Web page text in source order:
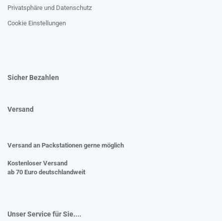
Privatsphäre und Datenschutz
Cookie Einstellungen
Sicher Bezahlen
Versand
Versand an Packstationen gerne möglich
Kostenloser Versand
ab 70 Euro deutschlandweit
Unser Service für Sie....